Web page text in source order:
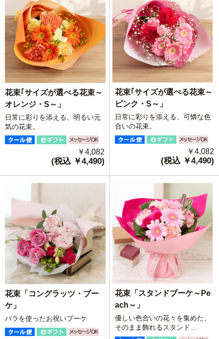
花束｢サイズが選べる花束～
オレンジ・S～」
日常に彩りを添える、明るい元
気の花束。
￥4,082
(税込 ￥4,490)
花束｢サイズが選べる花束～
ピンク・S～」
日常に彩りを添える、可憐な色
合いの花束。
￥4,082
(税込 ￥4,490)
花束「コングラッツ・ブー
ケ」
バラを使ったお祝いブーケ
花束「スタンドブーケ～Pe
ach～」
優しい色合いの花々を集めた、
そのまま飾れるスタンド...